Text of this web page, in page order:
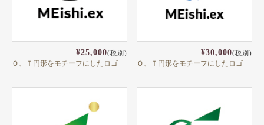
入稿の手引き
¥25,000(税別)
Ｏ、Ｔ円形をモチーフにしたロゴ
¥30,000(税別)
Ｏ、Ｔ円形をモチーフにしたロゴ